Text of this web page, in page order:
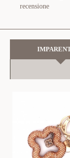
recensione